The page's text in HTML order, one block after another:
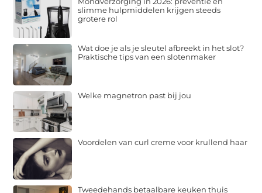
slimme hulpmiddelen krijgen steeds
grotere rol
Wat doe je als je sleutel afbreekt in het slot?
Praktische tips van een slotenmaker
Welke magnetron past bij jou
Voordelen van curl creme voor krullend haar
Tweedehands betaalbare keuken thuis